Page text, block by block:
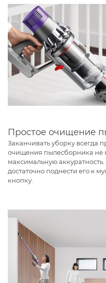
Простое очищение
Заканчивать уборку всегда
очищения пылесборника не
максимальную
достаточно поднести его к
кнопку.